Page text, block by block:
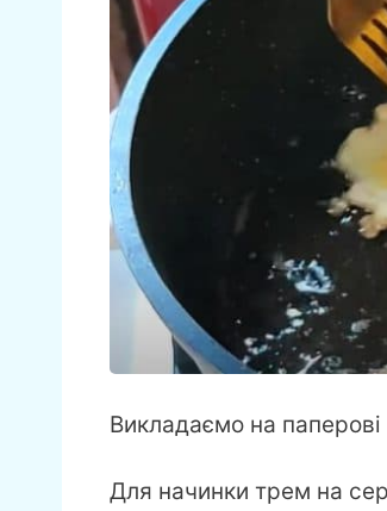
Викладаємо на
Для начинки трем на